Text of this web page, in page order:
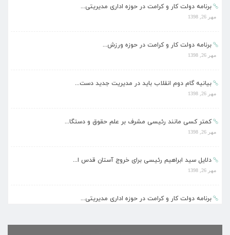
برنامه دولت کار و کرامت در حوزه اداری مدیریتی...
مهر 26, 1398
برنامه دولت کار و کرامت در حوزه ورزش...
مهر 26, 1398
بیانیه گام دوم انقلاب باید در مدیریت جدید دست...
مهر 26, 1398
کمتر کسی مانند رئیسی مشرف بر علم حقوق و دستگا...
مهر 26, 1398
دلایل سید ابراهیم رئیسی برای خروج آستان قدس ا...
مهر 26, 1398
برنامه دولت کار و کرامت در حوزه اداری مدیریتی...